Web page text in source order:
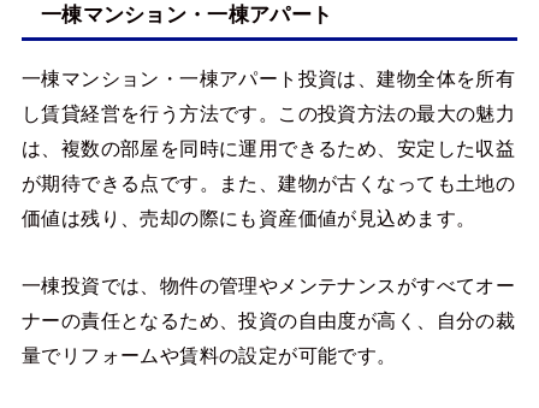
一棟マンション・一棟アパート
一棟マンション・一棟アパート投資は、建物全体を所有
し賃貸経営を行う方法です。この投資方法の最大の魅力
は、複数の部屋を同時に運用できるため、安定した収益
が期待できる点です。また、建物が古くなっても土地の
価値は残り、売却の際にも資産価値が見込めます。
一棟投資では、物件の管理やメンテナンスがすべてオー
ナーの責任となるため、投資の自由度が高く、自分の裁
量でリフォームや賃料の設定が可能です。